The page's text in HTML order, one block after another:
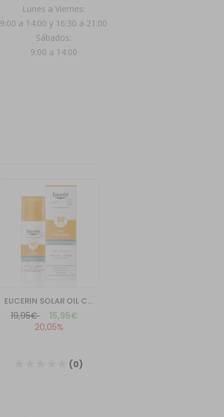
Lunes a Viernes:
9:00 a 14:00 y 16:30 a 21:00
Sábados:
9:00 a 14:00